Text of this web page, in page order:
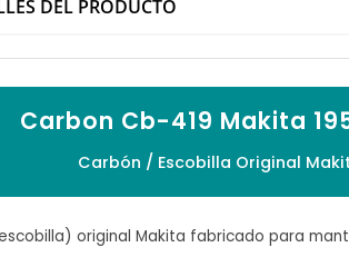
DEL PRODUCTO
Carbon Cb-419 Makita
Carbón / Escobilla Original
original Makita fabricado para